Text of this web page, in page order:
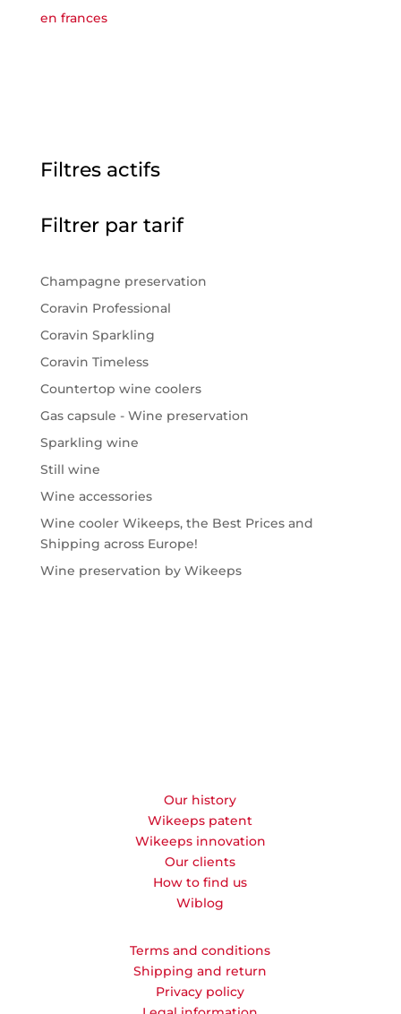
en frances
Filtres actifs
Filtrer par tarif
Champagne preservation
Coravin Professional
Coravin Sparkling
Coravin Timeless
Countertop wine coolers
Gas capsule - Wine preservation
Sparkling wine
Still wine
Wine accessories
Wine cooler Wikeeps, the Best Prices and
Shipping across Europe!
Wine preservation by Wikeeps
Our history
Wikeeps patent
Wikeeps innovation
Our clients
How to find us
Wiblog
Terms and conditions
Shipping and return
Privacy policy